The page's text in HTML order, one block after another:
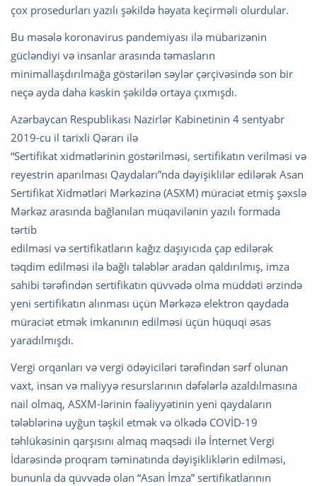
çox prosedurları yazılı şəkildə həyata keçirməli olurdular.
Bu məsələ koronavirus pandemiyası ilə mübarizənin
gücləndiyi və insanlar arasında təmasların
minimallaşdırılmağa göstərilən səylər çərçivəsində son bir
neçə ayda daha kəskin şəkildə ortaya çıxmışdı.
Azərbaycan Respublikası Nazirlər Kabinetinin 4 sentyabr
2019-cu il tarixli Qərarı ilə
“Sertifikat xidmətlərinin göstərilməsi, sertifikatın verilməsi və
reyestrin aparılması Qaydaları”nda dəyişiklilər edilərək Asan
Sertifikat Xidmətləri Mərkəzinə (ASXM) müraciət etmiş şəxslə
Mərkəz arasında bağlanılan müqavilənin yazılı formada
tərtib
edilməsi və sertifikatların kağız daşıyıcıda çap edilərək
təqdim edilməsi ilə bağlı tələblər aradan qaldırılmış, imza
sahibi tərəfindən sertifikatın qüvvədə olma müddəti ərzində
yeni sertifikatın alınması üçün Mərkəzə elektron qaydada
müraciət etmək imkanının edilməsi üçün hüquqi əsas
yaradılmışdı.
Vergi orqanları və vergi ödəyiciləri tərəfindən sərf olunan
vaxt, insan və maliyyə resurslarının dəfələrlə azaldılmasına
nail olmaq, ASXM-lərinin fəaliyyətinin yeni qaydaların
tələblərinə uyğun təşkil etmək və ölkədə COVİD-19
təhlükəsinin qarşısını almaq məqsədi ilə İnternet Vergi
İdarəsində proqram təminatında dəyişikliklərin edilməsi,
bununla da qüvvədə olan “Asan İmza” sertifikatlarının